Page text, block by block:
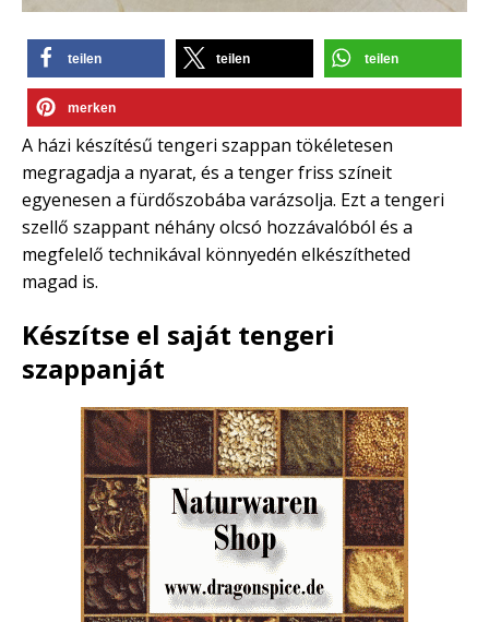
teilen teilen teilen
merken
A házi készítésű tengeri szappan tökéletesen
megragadja a nyarat, és a tenger friss színeit
egyenesen a fürdőszobába varázsolja. Ezt a tengeri
szellő szappant néhány olcsó hozzávalóból és a
megfelelő technikával könnyedén elkészítheted
magad is.
Készítse el saját tengeri
szappanját